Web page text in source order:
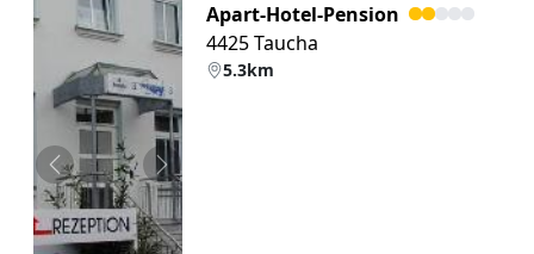
Zurück Weiter
Apart-Hotel-Pension
4425 Taucha
5.3km